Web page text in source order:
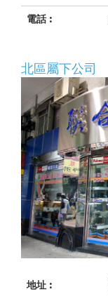
電話 :
北區屬下公司
地址 :